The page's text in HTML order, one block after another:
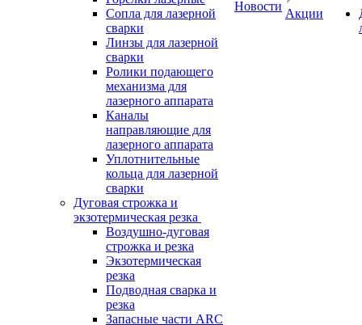
Сопла для лазерной
сварки
Линзы для лазерной
сварки
Ролики подающего
механизма для
лазерного аппарата
Каналы
направляющие для
лазерного аппарата
Уплотнительные
кольца для лазерной
сварки
Дуговая строжка и
экзотермическая резка
Воздушно-дуговая
строжка и резка
Экзотермическая
резка
Подводная сварка и
резка
Запасные части ARC
Новости
Акции